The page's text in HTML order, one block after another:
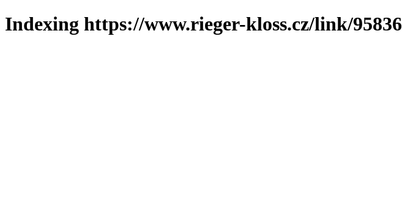
Indexing https://www.rieger-kloss.cz/link/95836